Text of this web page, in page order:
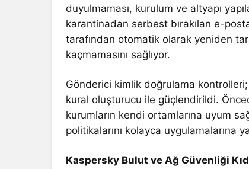
duyulmaması, kurulum ve altyapı
karantinadan serbest bırakılan e-
tarafından otomatik olarak yeniden
kaçmamasını sağlıyor.
Gönderici kimlik doğrulama
kural oluşturucu ile güçlendirildi.
kurumların kendi ortamlarına uyum
politikalarını kolayca uygulamalarına
Kaspersky Bulut ve Ağ Güvenliği